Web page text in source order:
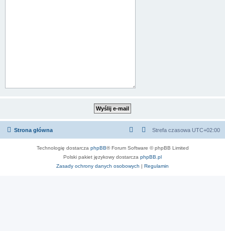
Strona główna Strefa czasowa UTC+02:00
Technologię dostarcza phpBB® Forum Software © phpBB Limited
Polski pakiet językowy dostarcza phpBB.pl
Zasady ochrony danych osobowych | Regulamin